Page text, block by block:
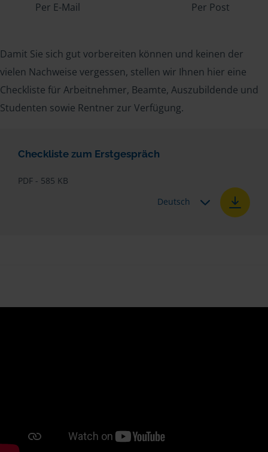
Per E-Mail Per Post
Damit Sie sich gut vorbereiten können und keinen der
vielen Nachweise vergessen, stellen wir Ihnen hier eine
Checkliste für Arbeitnehmer, Beamte, Auszubildende und
Studenten sowie Rentner zur Verfügung.
Checkliste zum Erstgespräch
PDF - 585 KB
Deutsch